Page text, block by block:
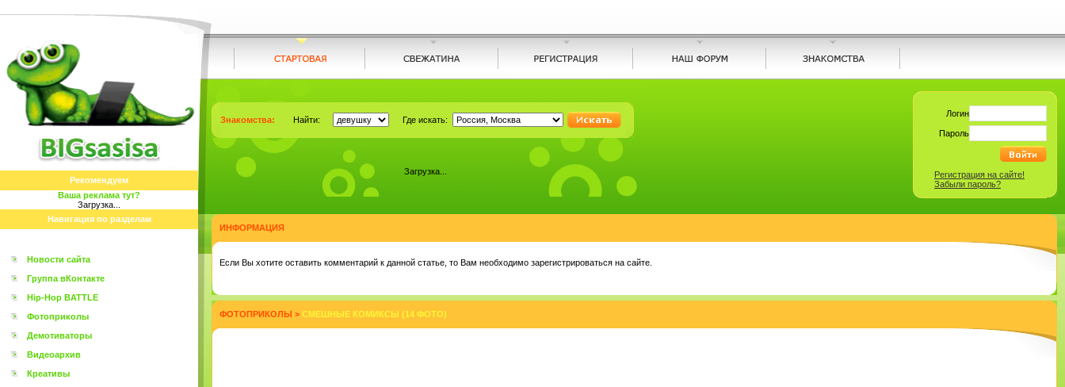
Рекомендуем
Ваша реклама тут?
Загрузка...
Навигация по разделам
Новости сайта
Группа вКонтакте
Hip-Hop BATTLE
Фотоприколы
Демотиваторы
Видеоархив
Креативы
Знакомства: Найти: Где искать:
Логин
Пароль
Регистрация на сайте!
Забыли пароль?
Загрузка...
ИНФОРМАЦИЯ
Eсли Вы хотите оставить комментарий к данной статье, то Вам необходимо зарегистрироваться на сайте.
ФОТОПРИКОЛЫ > СМЕШНЫЕ КОМИКСЫ (14 ФОТО)